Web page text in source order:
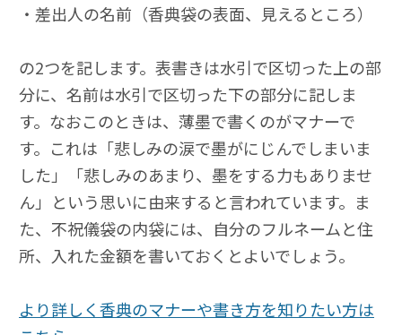
・差出人の名前（香典袋の表面、見えるところ）
の2つを記します。表書きは水引で区切った上の部
分に、名前は水引で区切った下の部分に記しま
す。 なおこのときは、薄墨で書くのがマナーで
す。これは「悲しみの涙で墨がにじんでしまいま
した」「悲しみのあまり、墨をする力もありませ
ん」という思いに由来すると言われています。 ま
た、不祝儀袋の内袋には、自分のフルネームと住
所、入れた金額を書いておくとよいでしょう。
より詳しく香典のマナーや書き方を知りたい方は